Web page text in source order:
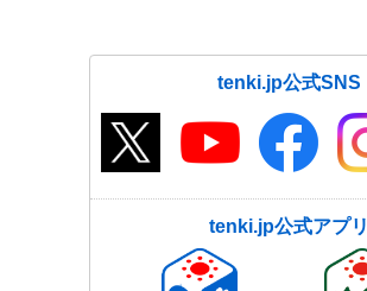
tenki.jp公式SNS
tenki.jp公式アプリ